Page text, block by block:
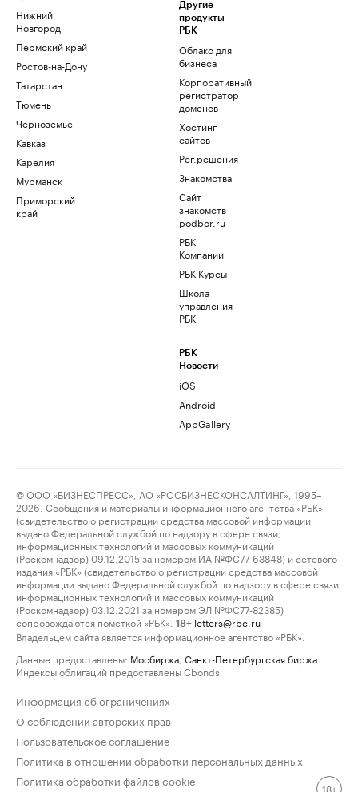
Нижний
Новгород
Пермский край
Ростов-на-Дону
Татарстан
Тюмень
Черноземье
Кавказ
Карелия
Мурманск
Приморский
край
Другие
продукты
РБК
Облако для
бизнеса
Корпоративный
регистратор
доменов
Хостинг
сайтов
Рег.решения
Знакомства
Сайт
знакомств
podbor.ru
РБК
Компании
РБК Курсы
Школа
управления
РБК
РБК
Новости
iOS
Android
AppGallery
© ООО «БИЗНЕСПРЕСС», АО «РОСБИЗНЕСКОНСАЛТИНГ», 1995–
2026. Сообщения и материалы информационного агентства «РБК»
(свидетельство о регистрации средства массовой информации
выдано Федеральной службой по надзору в сфере связи,
информационных технологий и массовых коммуникаций
(Роскомнадзор) 09.12.2015 за номером ИА №ФС77-63848) и сетевого
издания «РБК» (свидетельство о регистрации средства массовой
информации выдано Федеральной службой по надзору в сфере связи,
информационных технологий и массовых коммуникаций
(Роскомнадзор) 03.12.2021 за номером ЭЛ №ФС77-82385)
сопровождаются пометкой «РБК».
18+ letters@rbc.ru
Владельцем сайта является информационное агентство «РБК».
Данные предоставлены: Мосбиржа Санкт-Петербургская биржа
Индексы облигаций предоставлены Cbonds.
Информация об ограничениях
О соблюдении авторских прав
Пользовательское соглашение
Политика в отношении обработки персональных данных
Политика обработки файлов cookie
18+